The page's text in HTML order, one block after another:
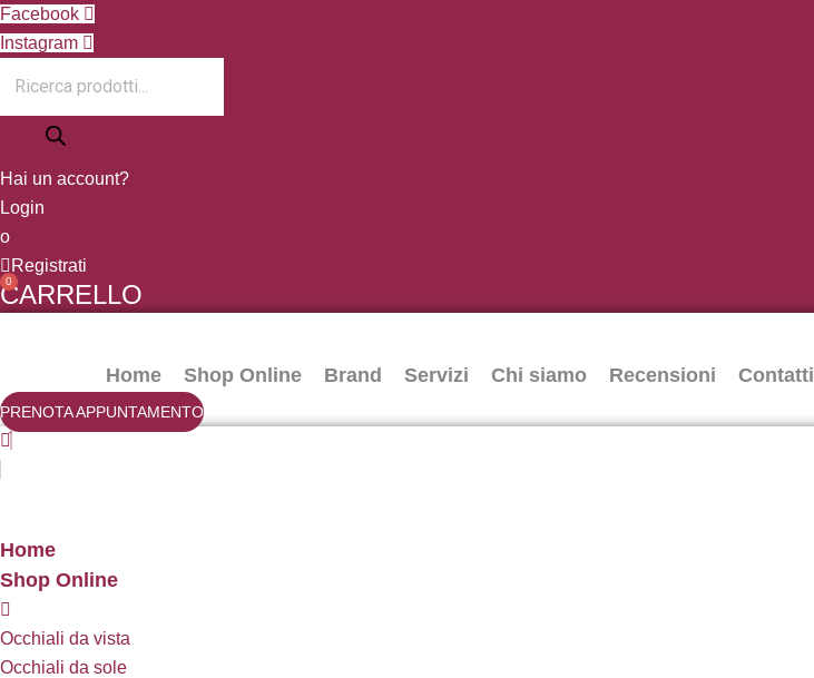
Vai
al
Facebook
Instagram
Products
search
Hai un account?
Login
o
Registrati
0
CARRELLO
Home Shop Online Brand Servizi Chi siamo Recensioni Contatti
PRENOTA APPUNTAMENTO
Home
Shop Online
Occhiali da vista
Occhiali da sole